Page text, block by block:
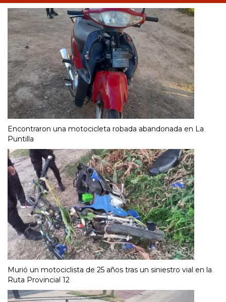
Encontraron una motocicleta robada abandonada en La
Puntilla
Murió un motociclista de 25 años tras un siniestro vial en la
Ruta Provincial 12